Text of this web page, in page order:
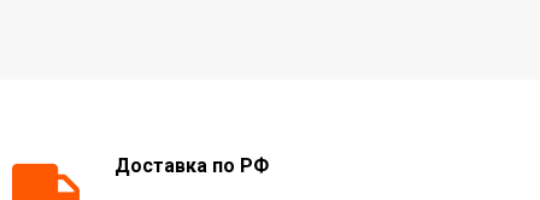
Доставка по РФ